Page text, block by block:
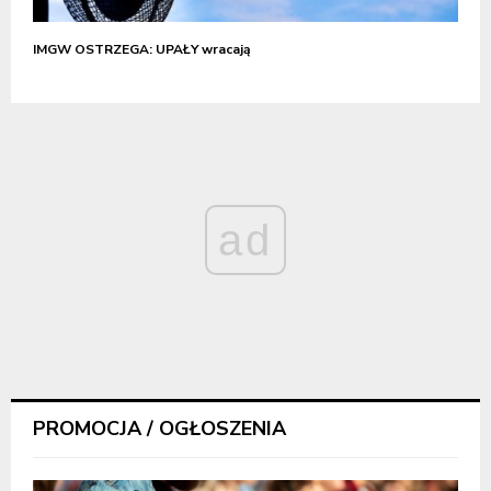
IMGW OSTRZEGA: UPAŁY wracają
ad
PROMOCJA / OGŁOSZENIA